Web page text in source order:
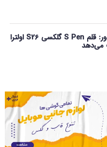
پایان دوران کنترل از راه دور: قلم S Pen گلکسی S26 اولترا
می‌دهد